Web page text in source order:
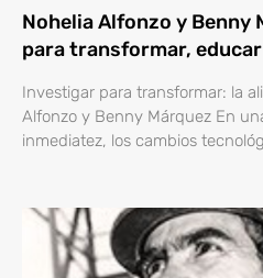
Nohelia Alfonzo y Benny
para transformar,
Investigar para transformar: la
Alfonzo y Benny Márquez En
inmediatez, los cambios